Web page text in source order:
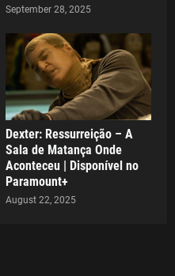
September 28, 2025
Dexter: Ressurreição – A
Sala de Matança Onde
Aconteceu | Disponível no
Paramount+
August 22, 2025